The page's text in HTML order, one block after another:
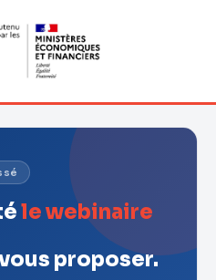
le webinaire
proposer.